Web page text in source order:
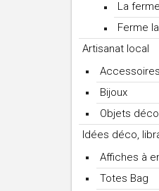
La
Ferme
Artisanat local
Bijoux
Objets
Idées déco,
Affiches à
Totes Bag